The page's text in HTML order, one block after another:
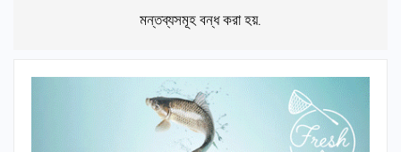
মন্তব্যসমূহ বন্ধ করা হয়.